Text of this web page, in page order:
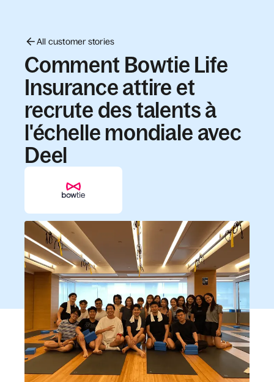
All customer stories
Comment Bowtie Life
Insurance attire et
recrute des talents à
l'échelle mondiale avec
Deel